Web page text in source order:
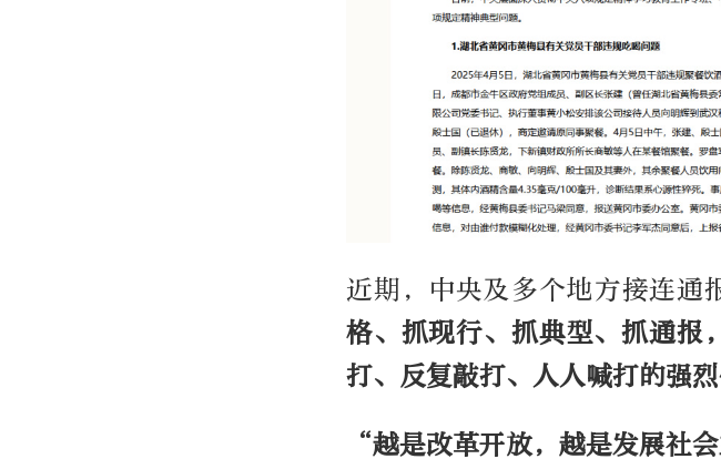
近期，中央及多个地方接连通
格、抓现行、抓典型、抓通
打、反复敲打、人人喊打的强烈
“越是改革开放，越是发展社